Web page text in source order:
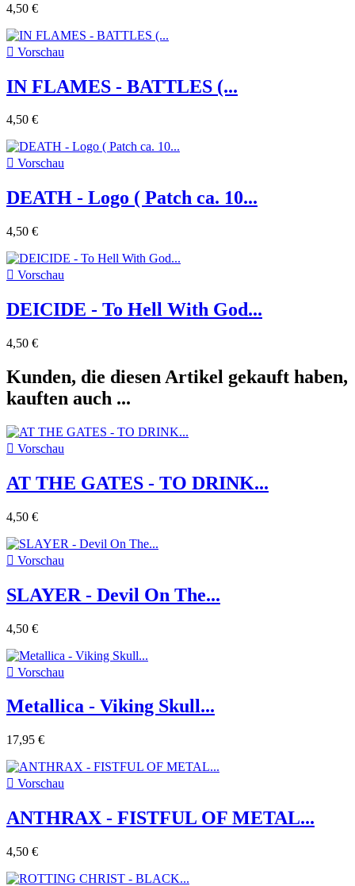
4,50 €
 Vorschau
IN FLAMES - BATTLES (...
4,50 €
 Vorschau
DEATH - Logo ( Patch ca. 10...
4,50 €
 Vorschau
DEICIDE - To Hell With God...
4,50 €
Kunden, die diesen Artikel gekauft haben,
kauften auch ...
 Vorschau
AT THE GATES - TO DRINK...
4,50 €
 Vorschau
SLAYER - Devil On The...
4,50 €
 Vorschau
Metallica - Viking Skull...
17,95 €
 Vorschau
ANTHRAX - FISTFUL OF METAL...
4,50 €